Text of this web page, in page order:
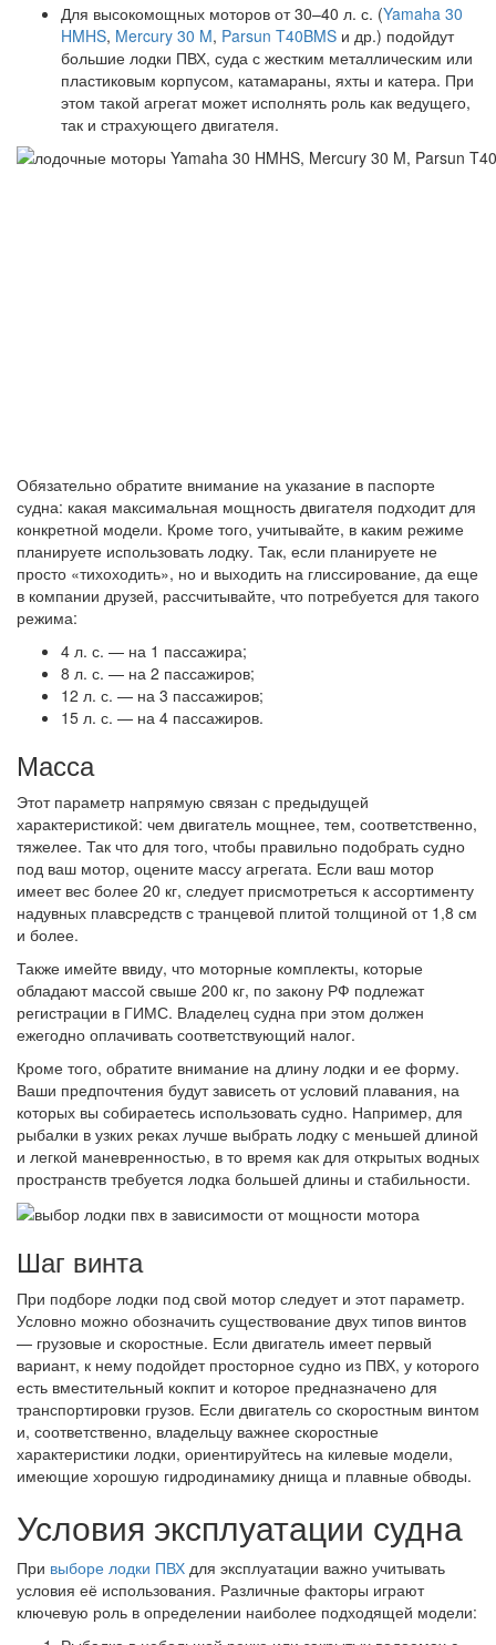
Для высокомощных моторов от 30–40 л. с. (Yamaha 30
HMHS, Mercury 30 M, Parsun T40BMS и др.) подойдут
большие лодки ПВХ, суда с жестким металлическим или
пластиковым корпусом, катамараны, яхты и катера. При
этом такой агрегат может исполнять роль как ведущего,
так и страхующего двигателя.
Обязательно обратите внимание на указание в паспорте
судна: какая максимальная мощность двигателя подходит для
конкретной модели. Кроме того, учитывайте, в каким режиме
планируете использовать лодку. Так, если планируете не
просто «тихоходить», но и выходить на глиссирование, да еще
в компании друзей, рассчитывайте, что потребуется для такого
режима:
4 л. с. — на 1 пассажира;
8 л. с. — на 2 пассажиров;
12 л. с. — на 3 пассажиров;
15 л. с. — на 4 пассажиров.
Масса
Этот параметр напрямую связан с предыдущей
характеристикой: чем двигатель мощнее, тем, соответственно,
тяжелее. Так что для того, чтобы правильно подобрать судно
под ваш мотор, оцените массу агрегата. Если ваш мотор
имеет вес более 20 кг, следует присмотреться к ассортименту
надувных плавсредств с транцевой плитой толщиной от 1,8 см
и более.
Также имейте ввиду, что моторные комплекты, которые
обладают массой свыше 200 кг, по закону РФ подлежат
регистрации в ГИМС. Владелец судна при этом должен
ежегодно оплачивать соответствующий налог.
Кроме того, обратите внимание на длину лодки и ее форму.
Ваши предпочтения будут зависеть от условий плавания, на
которых вы собираетесь использовать судно. Например, для
рыбалки в узких реках лучше выбрать лодку с меньшей длиной
и легкой маневренностью, в то время как для открытых водных
пространств требуется лодка большей длины и стабильности.
Шаг винта
При подборе лодки под свой мотор следует и этот параметр.
Условно можно обозначить существование двух типов винтов
— грузовые и скоростные. Если двигатель имеет первый
вариант, к нему подойдет просторное судно из ПВХ, у которого
есть вместительный кокпит и которое предназначено для
транспортировки грузов. Если двигатель со скоростным винтом
и, соответственно, владельцу важнее скоростные
характеристики лодки, ориентируйтесь на килевые модели,
имеющие хорошую гидродинамику днища и плавные обводы.
Условия эксплуатации судна
При выборе лодки ПВХ для эксплуатации важно учитывать
условия её использования. Различные факторы играют
ключевую роль в определении наиболее подходящей модели: